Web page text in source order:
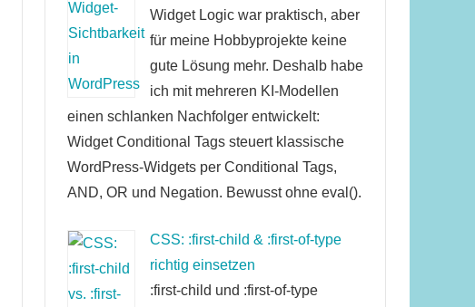
Widget Logic war praktisch, aber
für meine Hobbyprojekte keine
gute Lösung mehr. Deshalb habe
ich mit mehreren KI-Modellen
einen schlanken Nachfolger entwickelt:
Widget Conditional Tags steuert klassische
WordPress-Widgets per Conditional Tags,
AND, OR und Negation. Bewusst ohne eval().
CSS: :first-child & :first-of-type
richtig einsetzen
:first-child und :first-of-type